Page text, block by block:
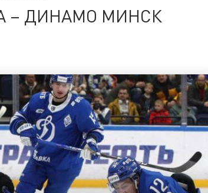
– ДИНАМО МИНСК